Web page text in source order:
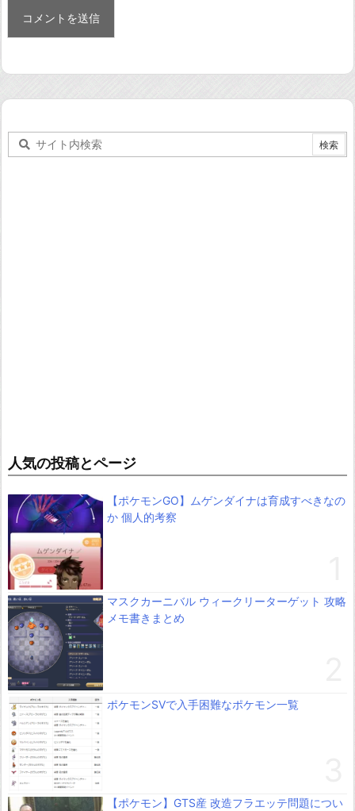
人気の投稿とページ
【ポケモンGO】ムゲンダイナは育成すべきなの
か 個人的考察
マスクカーニバル ウィークリーターゲット 攻略
メモ書きまとめ
ポケモンSVで入手困難なポケモン一覧
【ポケモン】GTS産 改造フラエッテ問題につい